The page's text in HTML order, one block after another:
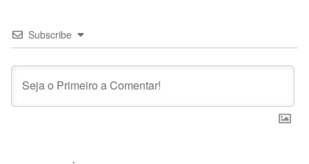
Subscribe